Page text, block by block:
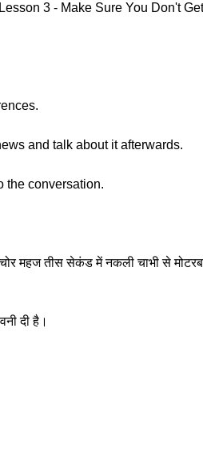
3 - Make Sure You Don't
and talk about it afterwards.
the conversation.
चोर महज तीस सेकंड में नकली चाभी से
दी है।